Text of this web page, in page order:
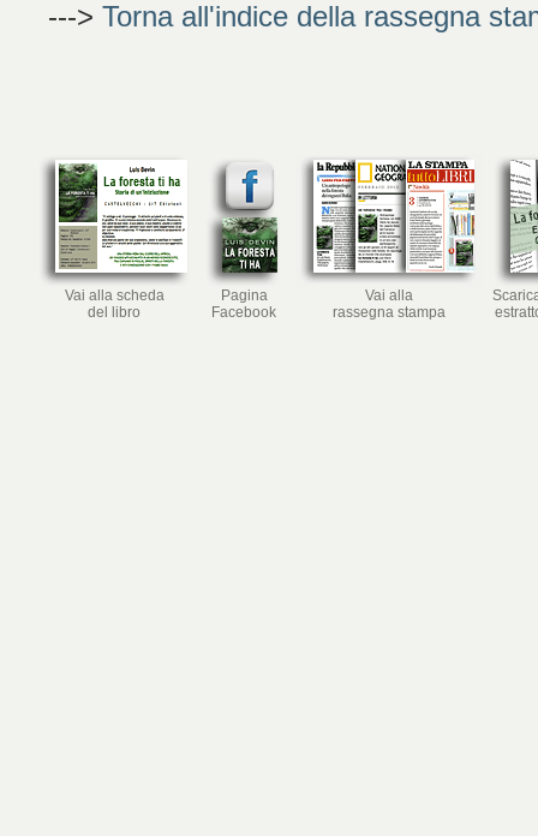
---> Torna all'indice della rassegna
Vai alla scheda
del libro
Pagina
Facebook
Vai alla
rassegna stampa